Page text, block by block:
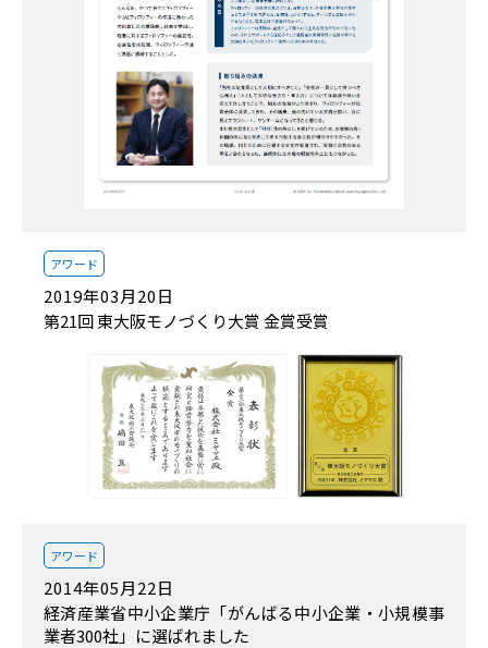
2019年03月20日
アワード
第21回 東大阪モノづくり大賞 金賞受賞
2014年05月22日
アワード
経済産業省中小企業庁「がんばる中小企業・小規模事
業者300社」に選ばれました